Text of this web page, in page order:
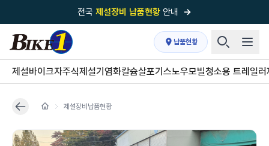
전국 제설장비 납품현황 안내 →
국내 1위 제설장비 제작 전문업체 (주)바이크원
제설 현장의 정답!다목적 차량의 표준!
전국제설장비 납품현황안내→
'국내 유일'의
전국이 선택한제설·다목적 장비 전문기업
납품현황
제설바이크자주식제설기 염화칼슘살포기 스노우모빌청소용 트레일러
제설장비납품현황